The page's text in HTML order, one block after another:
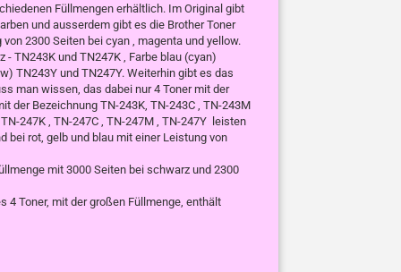
Füllmengen erhältlich. Im Original gibt
und ausserdem gibt es die Brother Toner
2300 Seiten bei cyan , magenta und yellow.
TN243K und TN247K , Farbe blau (cyan)
TN243Y und TN247Y. Weiterhin gibt es das
man wissen, das dabei nur 4 Toner mit der
der Bezeichnung TN-243K, TN-243C , TN-243M
247K , TN-247C , TN-247M , TN-247Y leisten
bei rot, gelb und blau mit einer Leistung von
mit 3000 Seiten bei schwarz und 2300
4 Toner, mit der großen Füllmenge, enthält